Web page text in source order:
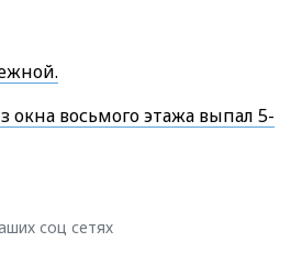
восьмого этажа выпал 5-
соц сетях